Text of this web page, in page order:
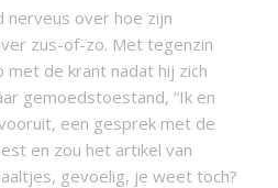
over hoe zijn
zus-of-zo. Met tegenzin
met de krant nadat hij zich
gemoedstoestand, “Ik en
een gesprek met de
en zou het artikel van
gevoelig, je weet toch?